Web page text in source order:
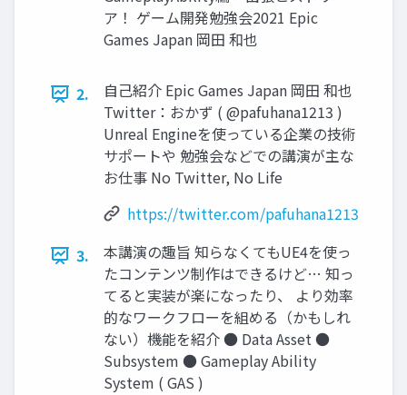
ア！ ゲーム開発勉強会2021 Epic
Games Japan 岡田 和也
2.
自己紹介 Epic Games Japan 岡田 和也
Twitter：おかず ( @pafuhana1213 )
Unreal Engineを使っている企業の技術
サポートや 勉強会などでの講演が主な
お仕事 No Twitter, No Life
https://twitter.com/pafuhana1213
3.
本講演の趣旨 知らなくてもUE4を使っ
たコンテンツ制作はできるけど… 知っ
てると実装が楽になったり、 より効率
的なワークフローを組める（かもしれ
ない）機能を紹介 ● Data Asset ●
Subsystem ● Gameplay Ability
System ( GAS )